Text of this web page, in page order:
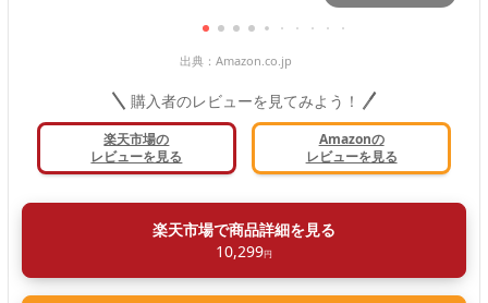
出典： Amazon.co.jp
購入者のレビューを見てみよう！
楽天市場の
レビューを見る
Amazonの
レビューを見る
楽天市場で商品詳細を見る
10,299円